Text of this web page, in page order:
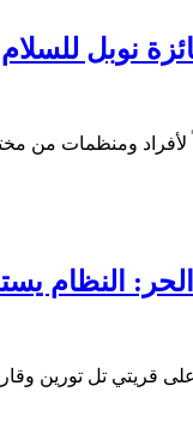
نوبل للسلام
أن عدد المرشحين لجائزة نوبل
النظام
تل تورين